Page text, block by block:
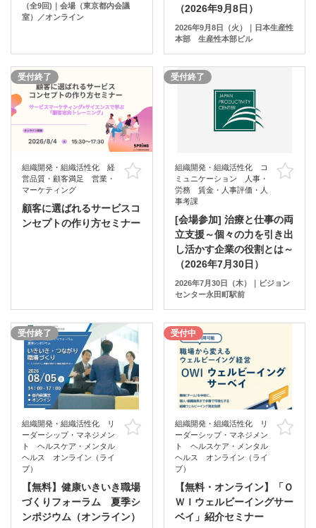
（全9回)｜会場（東京都内会議
室）／オンライン
（2026年9月8日）
2026年9月8日（火）｜日本生産性
本部 生産性本部ビル
受付終了
組織開発・組織活性化 経
営品質・顧客満足 営業・
マーケティング
お気に入り
顧客に選ばれるサービスコ
ンセプトの作り方セミナー
受付終了
組織開発・組織活性化 コ
ミュニケーション 人事・
労務 賃金・人事評価・人
事考課
[会場参加] 治療と仕事の両
立支援～個々の力を引き出
し活かす企業の役割とは～
（2026年7月30日）
2026年7月30日（木）｜ビジョン
センター永田町駅前
受付終了
組織開発・組織活性化 リ
ーダーシップ・マネジメン
ト ヘルスケア・メンタル
ヘルス オンライン（ライ
ブ）
お気に入り
【無料】健康いきいき職場
づくりフォーラム 夏季シ
ンポジウム（オンライン）
受付中
組織開発・組織活性化 リ
ーダーシップ・マネジメン
ト ヘルスケア・メンタル
ヘルス オンライン（ライ
ブ）
【無料・オンライン】「Ｏ
ＷＩウェルビーイングサー
ベイ」紹介セミナー